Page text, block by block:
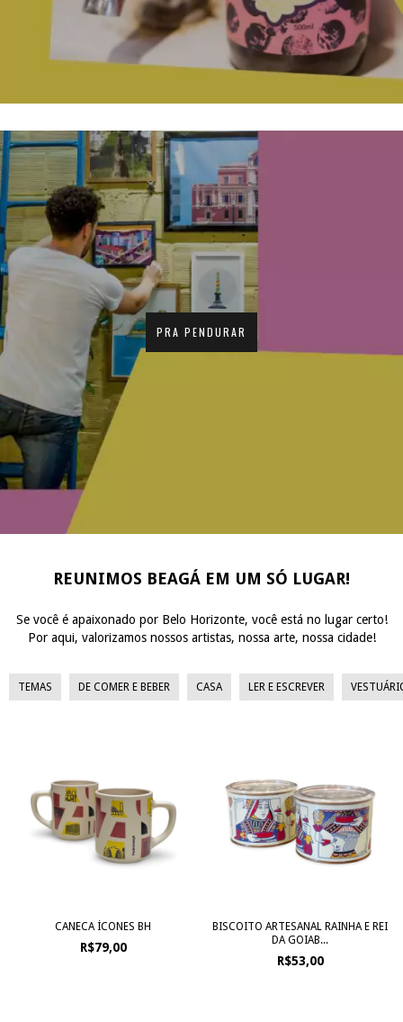
PRA PENDURAR
REUNIMOS BEAGÁ EM UM SÓ LUGAR!
Se você é apaixonado por Belo Horizonte, você está no lugar certo!
Por aqui, valorizamos nossos artistas, nossa arte, nossa cidade!
TEMAS DE COMER E BEBER CASA LER E ESCREVER
CANECA ÍCONES BH
R$79,00
BISCOITO ARTESANAL RAINHA E REI
DA GOIAB...
R$53,00